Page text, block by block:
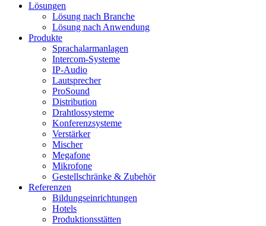
Lösungen
Lösung nach Branche
Lösung nach Anwendung
Produkte
Sprachalarmanlagen
Intercom-Systeme
IP-Audio
Lautsprecher
ProSound
Distribution
Drahtlossysteme
Konferenzsysteme
Verstärker
Mischer
Megafone
Mikrofone
Gestellschränke & Zubehör
Referenzen
Bildungseinrichtungen
Hotels
Produktionsstätten